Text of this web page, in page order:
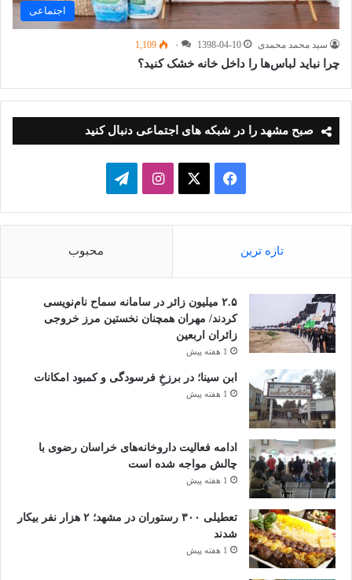
اجتماعی
سید محمد محمدی 1398-04-10 ۰ 1,109
چرا نباید لباس‌ها را داخل خانه خشک کنید؟
صبح مشهد را در شبکه های اجتماعی دنبال کنید
فیسبوک ایکساینستاگرامتلگرام
تازه ترین محبوب
۲.۵ میلیون زائر در سامانه سماح نام‌نویسی
کردند/ مهران همچنان نخستین مرز خروجی
زائران اربعین
1 هفته پیش
ابن سینا؛ در برزخِ فرسودگی و کمبود امکانات
1 هفته پیش
ادامه فعالیت داروخانه‌های خراسان رضوی با
چالش مواجه شده است
1 هفته پیش
تعطیلی ۳۰۰ رستوران در مشهد؛ ۲ هزار نفر بیکار
شدند
1 هفته پیش